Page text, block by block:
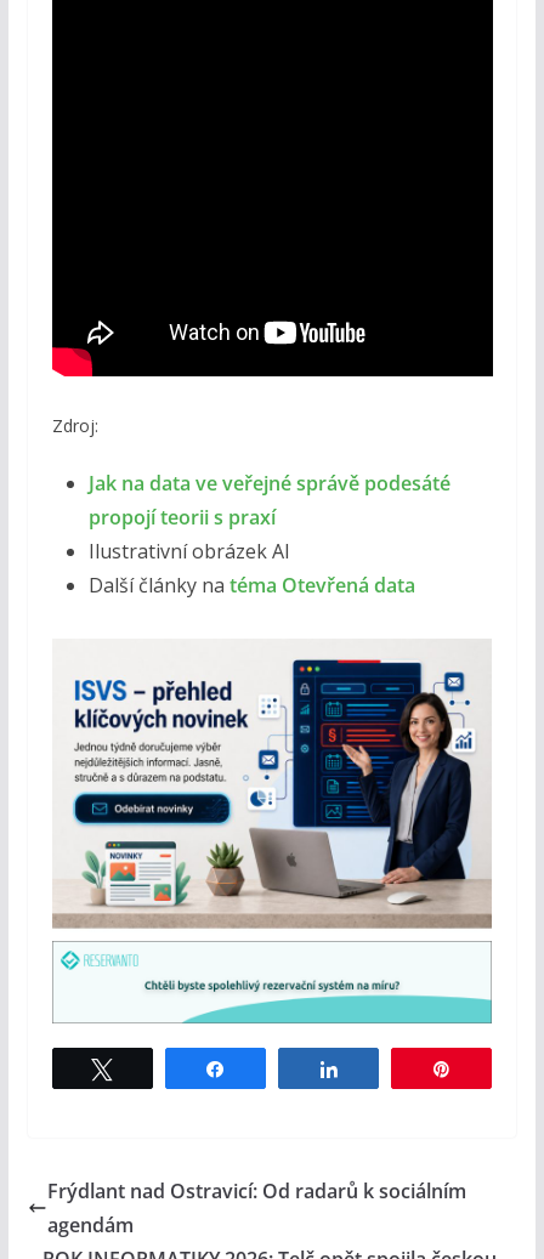
Zdroj:
Jak na data ve veřejné správě podesáté
propojí teorii s praxí
Ilustrativní obrázek AI
Další články na téma Otevřená data
Frýdlant nad Ostravicí: Od radarů k sociálním
agendám